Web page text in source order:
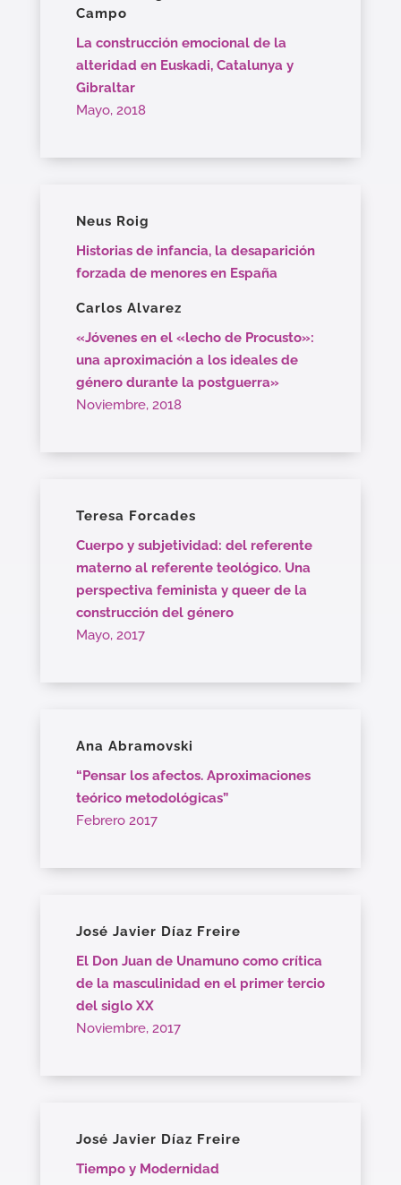
Campo
La construcción emocional de la
alteridad en Euskadi, Catalunya y
Gibraltar
Mayo, 2018
Neus Roig
Historias de infancia, la desaparición
forzada de menores en España
Carlos Alvarez
«Jóvenes en el «lecho de Procusto»:
una aproximación a los ideales de
género durante la postguerra»
Noviembre, 2018
Teresa Forcades
Cuerpo y subjetividad: del referente
materno al referente teológico. Una
perspectiva feminista y queer de la
construcción del género
Mayo, 2017
Ana Abramovski
“Pensar los afectos. Aproximaciones
teórico metodológicas”
Febrero 2017
José Javier Díaz Freire
El Don Juan de Unamuno como crítica
de la masculinidad en el primer tercio
del siglo XX
Noviembre, 2017
José Javier Díaz Freire
Tiempo y Modernidad